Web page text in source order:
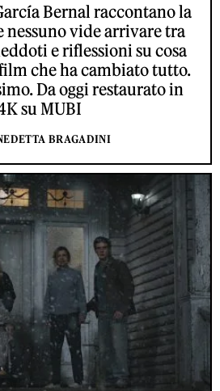
Bernal raccontano la
vide arrivare tra
e riflessioni su cosa
che ha cambiato tutto.
Da oggi restaurato in
su MUBI
BRAGADINI